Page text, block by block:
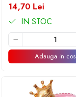
14,70 Lei
IN STOC
Adauga in cos